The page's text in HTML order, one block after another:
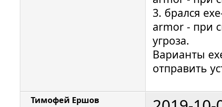
3. брался
armor - при
угроза.
Варианты
отправить
Тимофей Ершов